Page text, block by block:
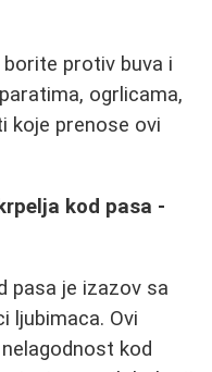
protiv buva i
ogrlicama,
koje prenose ovi
kod pasa -
pasa je izazov sa
ljubimaca. Ovi
kod